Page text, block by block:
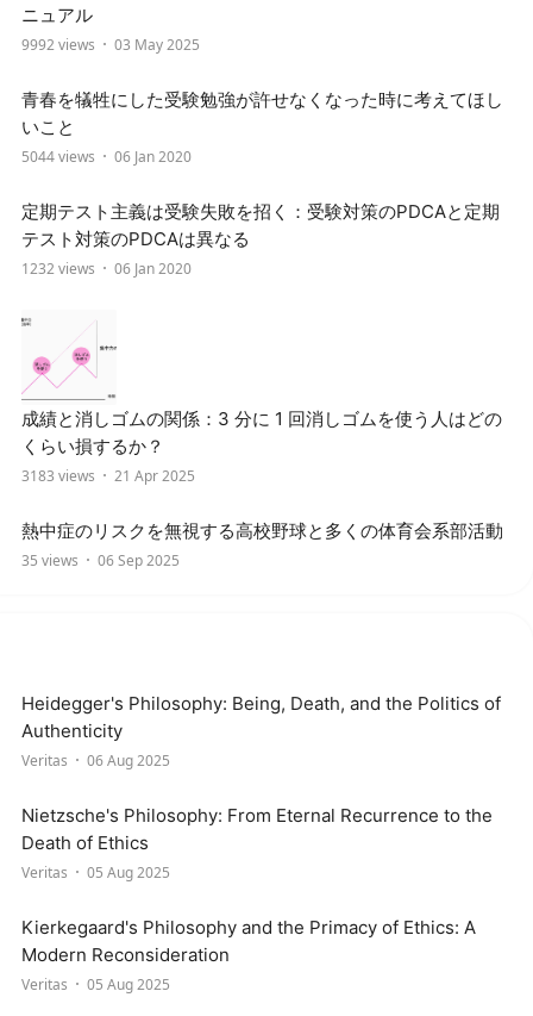
ニュアル
9992 views 03 May 2025
青春を犠牲にした受験勉強が許せなくなった時に考えてほし
いこと
5044 views 06 Jan 2020
定期テスト主義は受験失敗を招く：受験対策のPDCAと定期
テスト対策のPDCAは異なる
1232 views 06 Jan 2020
成績と消しゴムの関係：3 分に 1 回消しゴムを使う人はどの
くらい損するか？
3183 views 21 Apr 2025
熱中症のリスクを無視する高校野球と多くの体育会系部活動
35 views 06 Sep 2025
Heidegger's Philosophy: Being, Death, and the Politics of
Authenticity
Veritas 06 Aug 2025
Nietzsche's Philosophy: From Eternal Recurrence to the
Death of Ethics
Veritas 05 Aug 2025
Kierkegaard's Philosophy and the Primacy of Ethics: A
Modern Reconsideration
Veritas 05 Aug 2025